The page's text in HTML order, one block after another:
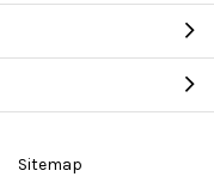
Sitemap